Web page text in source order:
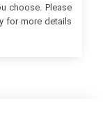
choose. Please
for more details.